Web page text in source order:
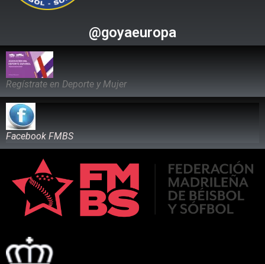
@goyaeuropa
Regístrate en Deporte y Mujer
Facebook FMBS